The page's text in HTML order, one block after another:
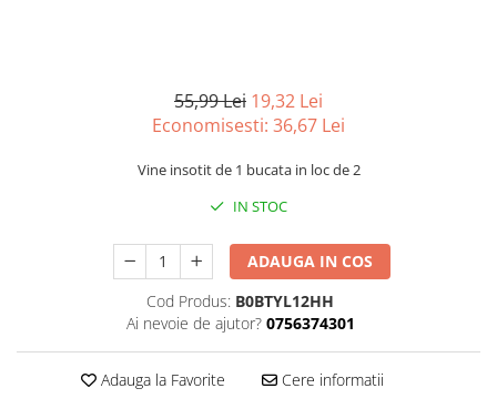
Laptopuri si Accesorii
Telefoane Mobile & accesorii
Wearable & Gadgeturi
Electrocasnice & Climatizare
Accesorii si piese masini spalat
rufe si uscatoare
55,99 Lei 19,32 Lei
Economisesti: 36,67 Lei
Vine insotit de 1 bucata in loc de 2
IN STOC
ADAUGA IN COS
Cod Produs: B0BTYL12HH
Ai nevoie de ajutor? 0756374301
Adauga la Favorite Cere informatii